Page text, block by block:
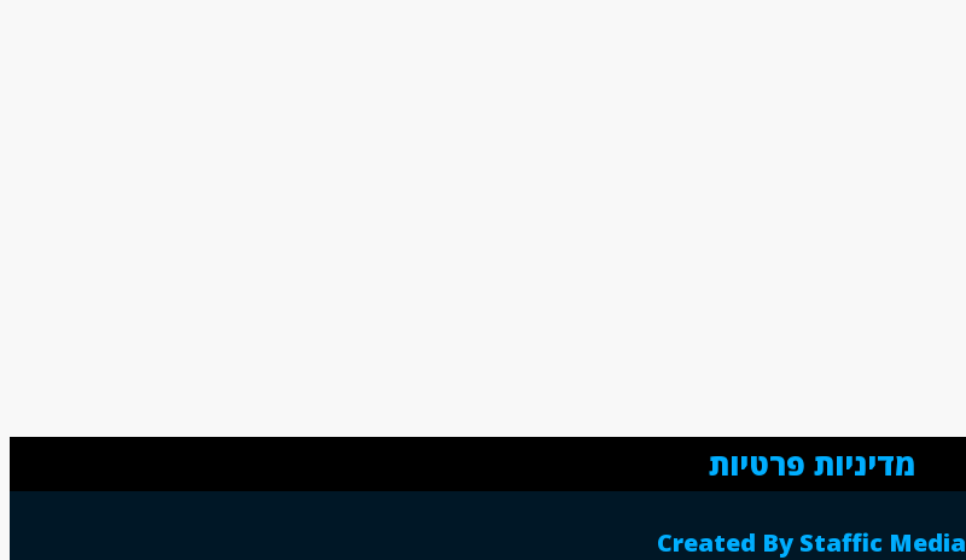
מדיניות פרטיות
Created By Staffic Media